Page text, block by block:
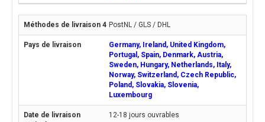
PostNL / GLS / DHL
Germany, Ireland, United Kingdom,
Portugal, Spain, Denmark, Austria,
Sweden, Hungary, Netherlands, Italy,
Norway, Switzerland, Czech Republic,
Poland, Slovakia, Slovenia,
Luxembourg
12-18 jours ouvrables